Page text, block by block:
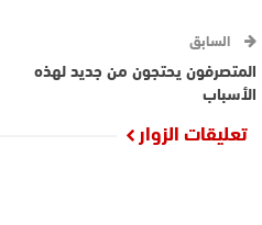
السابق
المتصرفون يحتجون من جديد لهذه
الأسباب
تعليقات الزوار